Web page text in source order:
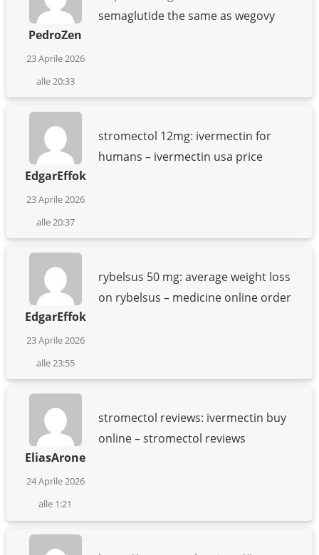
PedroZen
23 Aprile 2026
alle 20:33
semaglutide the same as wegovy
EdgarEffok
23 Aprile 2026
alle 20:37
stromectol 12mg: ivermectin for
humans – ivermectin usa price
EdgarEffok
23 Aprile 2026
alle 23:55
rybelsus 50 mg: average weight loss
on rybelsus – medicine online order
EliasArone
24 Aprile 2026
alle 1:21
stromectol reviews: ivermectin buy
online – stromectol reviews